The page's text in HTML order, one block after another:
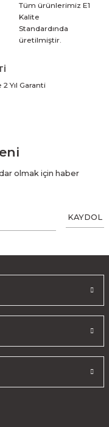
Tüm ürünlerimiz E1
Kalite
Standardında
üretilmiştir.
Yıl Garanti
olmak için haber
KAYDOL